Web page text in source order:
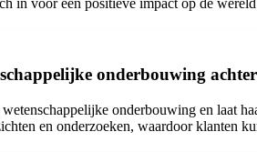
onderbouwing
onderbouwing en laat
en onderzoeken, waardoor klanten